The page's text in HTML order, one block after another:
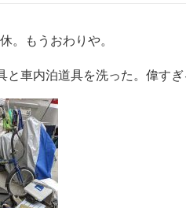
日。もうおわりや。
と車内泊道具を洗った。偉すぎ